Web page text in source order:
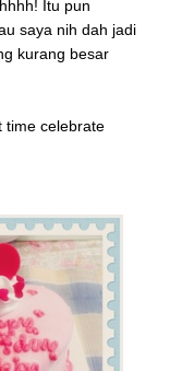
Itu pun
saya nih dah jadi
kurang besar
time celebrate